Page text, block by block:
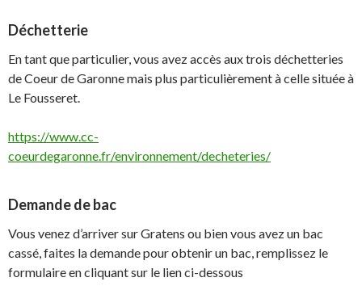
Déchetterie
En tant que particulier, vous avez accès aux trois déchetteries
de Coeur de Garonne mais plus particulièrement à celle située à
Le Fousseret.
https://www.cc-
coeurdegaronne.fr/environnement/decheteries/
Demande de bac
Vous venez d’arriver sur Gratens ou bien vous avez un bac
cassé, faites la demande pour obtenir un bac, remplissez le
formulaire en cliquant sur le lien ci-dessous